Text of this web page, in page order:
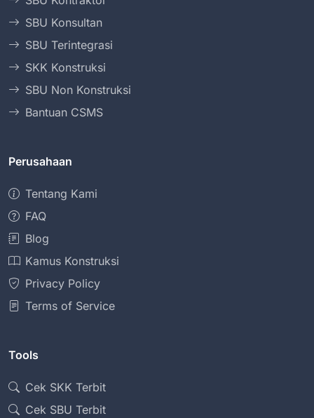
SBU Konsultan
SBU Terintegrasi
SKK Konstruksi
SBU Non Konstruksi
Bantuan CSMS
Perusahaan
Tentang Kami
FAQ
Blog
Kamus Konstruksi
Privacy Policy
Terms of Service
Tools
Cek SKK Terbit
Cek SBU Terbit